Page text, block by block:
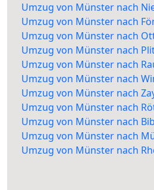
Umzug von Münster nach
Umzug von Münster nach
Umzug von Münster nach
Umzug von Münster nach
Umzug von Münster nach
Umzug von Münster nach
Umzug von Münster nach
Umzug von Münster nach
Umzug von Münster nach
Umzug von Münster nach
Umzug von Münster nach